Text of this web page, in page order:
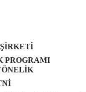
PROGRAMI